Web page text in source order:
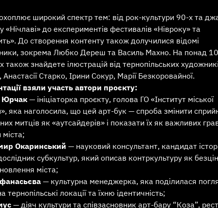
широкий спектр тем: від рок-культури 90-х та
«Нічлаві» до експериментів фестивалів «Нівроку» та
До створення контенту також долучилися відомі
зокрема Любко Дереш та Василь Махно. На понад
також знайдете ілюстрацій від тернопільських
Старко, Ірини Сокур, Марії Безкоровайної.
взяли участь автори проєкту:
Юрчак — ініціаторка проєкту, голова ГО «Інститут міської
яка наголосила, що цей арт-бук — спроба змінити
митців як «аутсайдерів» і показати їх як важливих
міста;
Окаринський — науковий консультант, кандидат
субкультур, який описав контркультуру як
міста;
— культурна менеджерка, яка поділилася
тернопільські локації та їхню ідентичність;
— діяч культури та співзасновник арт-бару “Коза”,